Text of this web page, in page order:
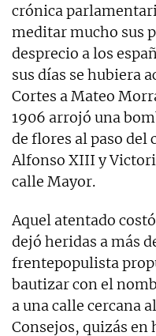
crónica
meditar mucho sus
desprecio a los
sus días se hubiera
Cortes a Mateo
1906 arrojó una
de flores al paso del
Alfonso XIII y
calle Mayor.
Aquel atentado
dejó heridas a más
frentepopulista
bautizar con el
a una calle cercana
Consejos, quizás